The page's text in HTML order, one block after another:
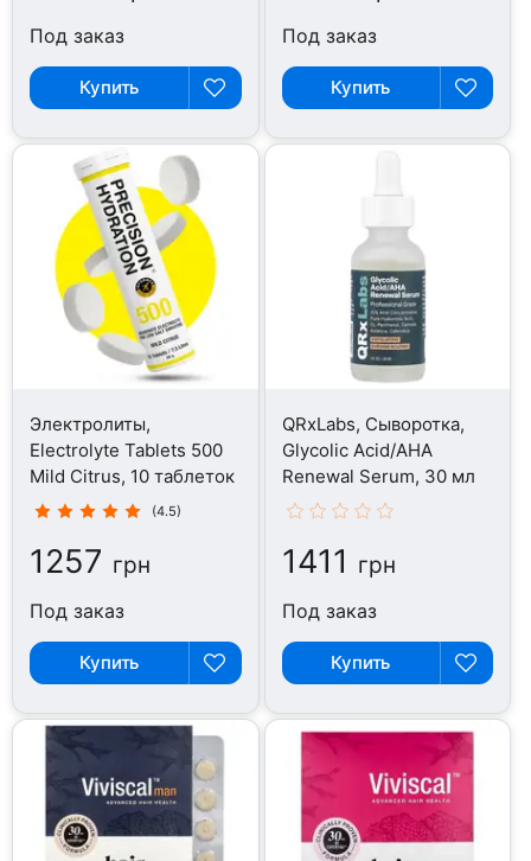
Под заказ
Купить
Под заказ
Купить
Электролиты,
Electrolyte Tablets 500
Mild Citrus, 10 таблеток
(4.5)
1257 грн
Под заказ
Купить
QRxLabs, Сыворотка,
Glycolic Acid/AHA
Renewal Serum, 30 мл
1411 грн
Под заказ
Купить